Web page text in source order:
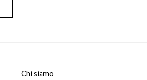
Chi siamo